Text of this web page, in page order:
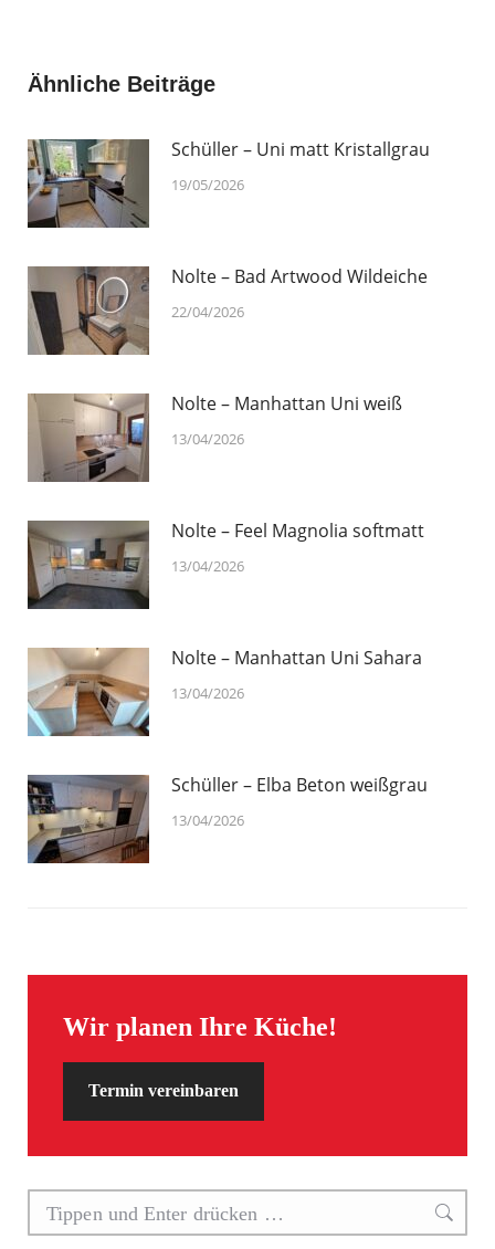
Ähnliche Beiträge
Schüller – Uni matt Kristallgrau
19/05/2026
Nolte – Bad Artwood Wildeiche
22/04/2026
Nolte – Manhattan Uni weiß
13/04/2026
Nolte – Feel Magnolia softmatt
13/04/2026
Nolte – Manhattan Uni Sahara
13/04/2026
Schüller – Elba Beton weißgrau
13/04/2026
Wir planen Ihre Küche!
Termin vereinbaren
Search: